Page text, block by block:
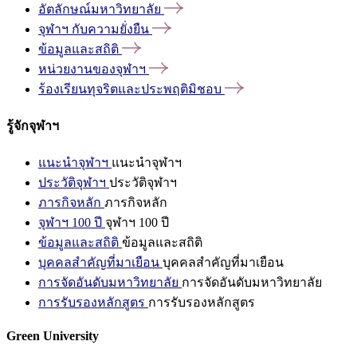
อัตลักษณ์มหาวิทยาลัย
จุฬาฯ กับความยั่งยืน
ข้อมูลและสถิติ
หน่วยงานของจุฬาฯ
ร้องเรียนทุจริตและประพฤติมิชอบ
รู้จักจุฬาฯ
แนะนำจุฬาฯ แนะนำจุฬาฯ
ประวัติจุฬาฯ ประวัติจุฬาฯ
ภารกิจหลัก ภารกิจหลัก
จุฬาฯ 100 ปี จุฬาฯ 100 ปี
ข้อมูลและสถิติ ข้อมูลและสถิติ
บุคคลสำคัญที่มาเยือน บุคคลสำคัญที่มาเยือน
การจัดอันดับมหาวิทยาลัย การจัดอันดับมหาวิทยาลัย
การรับรองหลักสูตร การรับรองหลักสูตร
Green University